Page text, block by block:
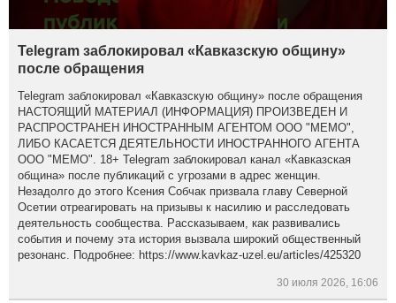
Telegram заблокировал «Кавказскую общину»
после обращения
Telegram заблокировал «Кавказскую общину» после обращения
НАСТОЯЩИЙ МАТЕРИАЛ (ИНФОРМАЦИЯ) ПРОИЗВЕДЕН И
РАСПРОСТРАНЕН ИНОСТРАННЫМ АГЕНТОМ ООО "МЕМО",
ЛИБО КАСАЕТСЯ ДЕЯТЕЛЬНОСТИ ИНОСТРАННОГО АГЕНТА
ООО "МЕМО". 18+ Telegram заблокировал канал «Кавказская
община» после публикаций с угрозами в адрес женщин.
Незадолго до этого Ксения Собчак призвала главу Северной
Осетии отреагировать на призывы к насилию и расследовать
деятельность сообщества. Рассказываем, как развивались
события и почему эта история вызвала широкий общественный
резонанс. Подробнее: https://www.kavkaz-uzel.eu/articles/425320
30 июля 2026, 16:06